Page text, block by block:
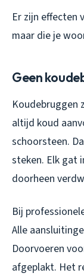
Er zijn effecten
maar die je
Geen
Koudebruggen
altijd koud
schoorsteen.
steken. Elk gat
doorheen
Bij
Alle
Doorvoeren
afgeplakt. Het